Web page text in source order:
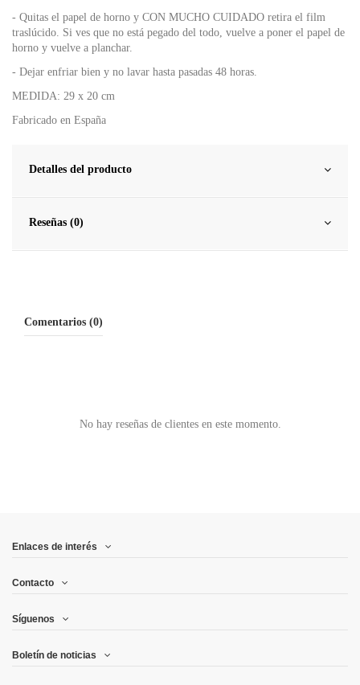
- Quitas el papel de horno y CON MUCHO CUIDADO retira el film
traslúcido. Si ves que no está pegado del todo, vuelve a poner el papel de
horno y vuelve a planchar.
- Dejar enfriar bien y no lavar hasta pasadas 48 horas.
MEDIDA: 29 x 20 cm
Fabricado en España
Detalles del producto
Reseñas (0)
Comentarios (0)
No hay reseñas de clientes en este momento.
Enlaces de interés
Contacto
Síguenos
Boletín de noticias